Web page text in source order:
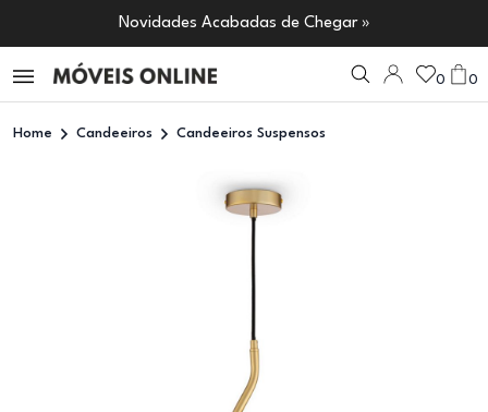
Novidades Acabadas de Chegar »
0 0
Home Candeeiros Candeeiros Suspensos